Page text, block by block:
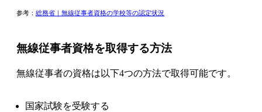
参考： 総務省｜無線従事者資格の学校等の認定状況
無線従事者資格を取得する方法
無線従事者の資格は以下4つの方法で取得可能です。
国家試験を受験する